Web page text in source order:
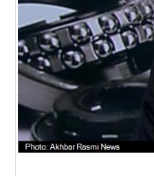
جستجو